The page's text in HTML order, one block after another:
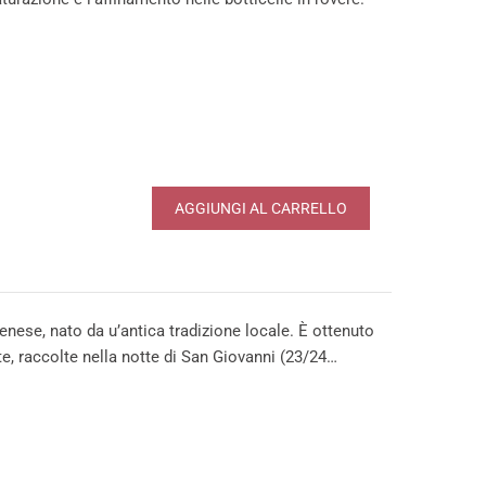
AGGIUNGI AL CARRELLO
nato da u’antica tradizione locale. È ottenuto
raccolte nella notte di San Giovanni (23/24…